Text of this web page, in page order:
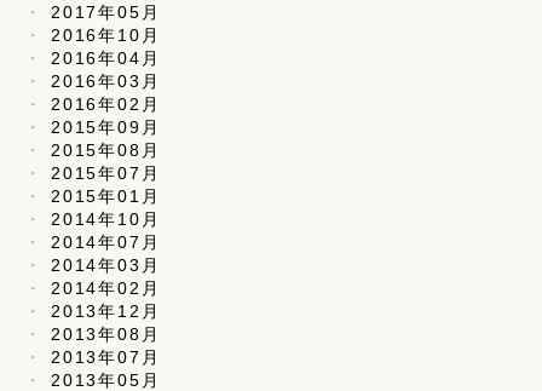
2017年05月
2016年10月
2016年04月
2016年03月
2016年02月
2015年09月
2015年08月
2015年07月
2015年01月
2014年10月
2014年07月
2014年03月
2014年02月
2013年12月
2013年08月
2013年07月
2013年05月